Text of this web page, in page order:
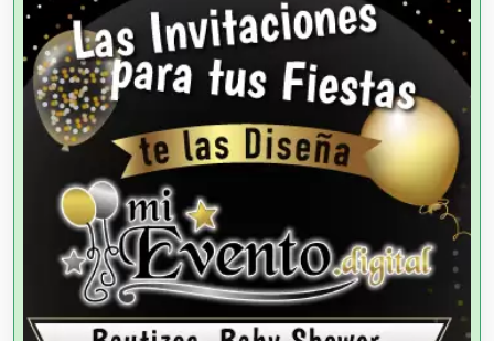
Agencias de Autos
Agencias de Cobranza
Agencias de Colocación
Agencias de Modelos